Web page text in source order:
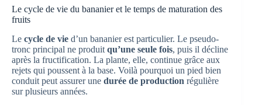
Le cycle de vie du bananier et le temps de maturation des
fruits
Le cycle de vie d’un bananier est particulier. Le pseudo-
tronc principal ne produit qu’une seule fois, puis il décline
après la fructification. La plante, elle, continue grâce aux
rejets qui poussent à la base. Voilà pourquoi un pied bien
conduit peut assurer une durée de production régulière
sur plusieurs années.